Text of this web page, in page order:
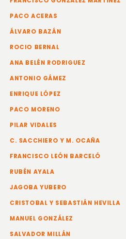
PACO ACERAS
ÁLVARO BAZÁN
ROCIO BERNAL
ANA BELÉN RODRIGUEZ
ANTONIO GÁMEZ
ENRIQUE LÓPEZ
PACO MORENO
PILAR VIDALES
C. SACCHIERO Y M. OCAÑA
FRANCISCO LEÓN BARCELÓ
RUBÉN AYALA
JAGOBA YUBERO
CRISTOBAL Y SEBASTIÁN HEVILLA
MANUEL GONZÁLEZ
SALVADOR MILLÁN